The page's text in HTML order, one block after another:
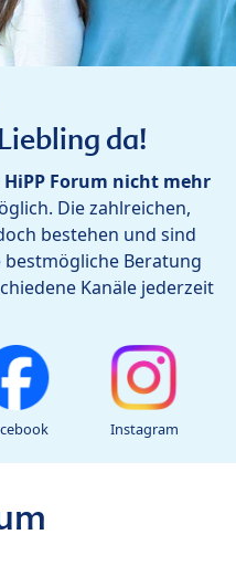
da!
Forum nicht mehr
Die zahlreichen,
bestehen und sind
Beratung
Kanäle jederzeit
Instagram